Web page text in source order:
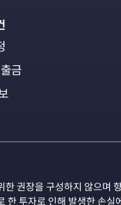
금
권장을 구성하지 않으
투자로 인해 발생한 손